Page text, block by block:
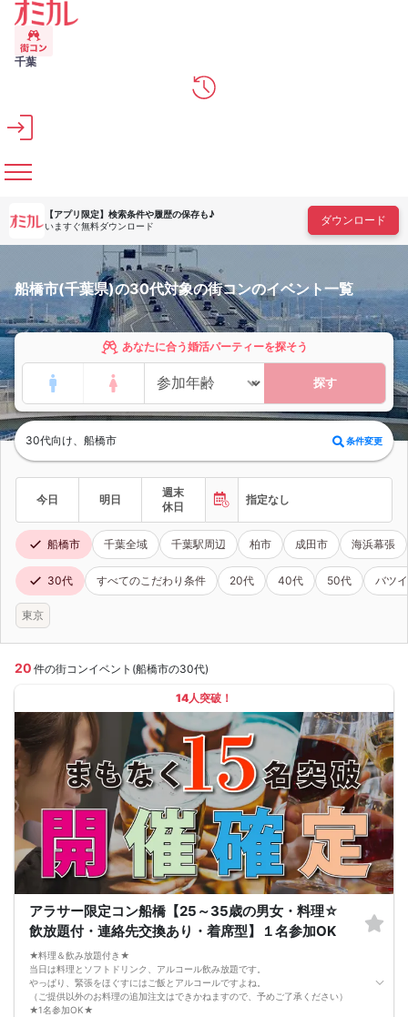
メインコンテンツへスキップ
千葉
【アプリ限定】 検索条件や履歴の保存も♪
いますぐ無料ダウンロード
ダウンロード
船橋市(千葉県)の30代対象の街コンのイベント一覧
あなたに合う婚活パーティーを探そう
探す
30代向け、船橋市 条件変更
今日 明日
週末
休日
指定なし
船橋市 千葉全域 千葉駅周辺 柏市 成田市 海浜幕張
30代 すべてのこだわり条件 20代 40代 50代 バツ
東京
20 件の街コンイベント(船橋市の30代)
14人突破！
アラサー限定コン船橋【25～35歳の男女・料理☆
飲放題付・連絡先交換あり・着席型】１名参加OK
★料理＆飲み放題付き★
当日は料理とソフトドリンク、アルコール飲み放題です。
やっぱり、緊張をほぐすにはご飯とアルコールですよね。
（ご提供以外のお料理の追加注文はできかねますので、予めご了承ください）
★1名参加OK★